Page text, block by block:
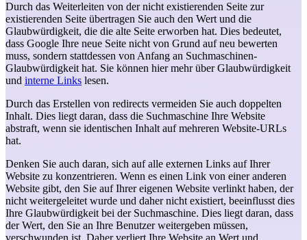
Durch das Weiterleiten von der nicht existierenden Seite zur
existierenden Seite übertragen Sie auch den Wert und die
Glaubwürdigkeit, die die alte Seite erworben hat. Dies bedeutet,
dass Google Ihre neue Seite nicht von Grund auf neu bewerten
muss, sondern stattdessen von Anfang an Suchmaschinen-
Glaubwürdigkeit hat. Sie können hier mehr über Glaubwürdigkeit
und interne Links lesen.
Durch das Erstellen von redirects vermeiden Sie auch doppelten
Inhalt. Dies liegt daran, dass die Suchmaschine Ihre Website
abstraft, wenn sie identischen Inhalt auf mehreren Website-URLs
hat.
Denken Sie auch daran, sich auf alle externen Links auf Ihrer
Website zu konzentrieren. Wenn es einen Link von einer anderen
Website gibt, den Sie auf Ihrer eigenen Website verlinkt haben, der
nicht weitergeleitet wurde und daher nicht existiert, beeinflusst dies
Ihre Glaubwürdigkeit bei der Suchmaschine. Dies liegt daran, dass
der Wert, den Sie an Ihre Benutzer weitergeben müssen,